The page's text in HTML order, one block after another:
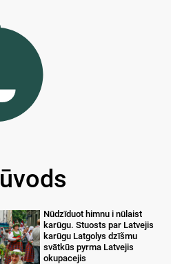
Nūdzīduot himnu i nūlaist
karūgu. Stuosts par Latvejis
karūgu Latgolys dzīšmu
svātkūs pyrma Latvejis
okupacejis